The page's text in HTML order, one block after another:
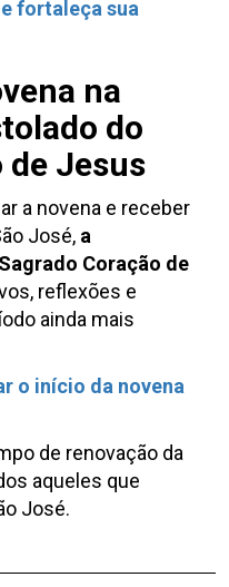
fortaleça sua
na
do
de Jesus
a novena e receber
José, a
Coração de
reflexões e
ainda mais
o início da novena
de renovação da
aqueles que
José.